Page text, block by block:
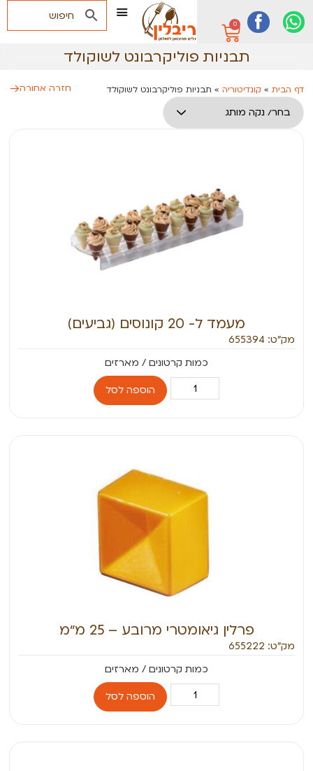
0
תבניות פוליקרבונט לשוקולד
דף הבית » קונדיטוריה » תבניות פוליקרבונט לשוקולד חזרה אחורה
מעמד ל- 20 קונוסים (גביעים)
מק״ט: 655394
הוספה לסל
פרלין גיאומטרי מרובע – 25 מ״מ
מק״ט: 655222
הוספה לסל